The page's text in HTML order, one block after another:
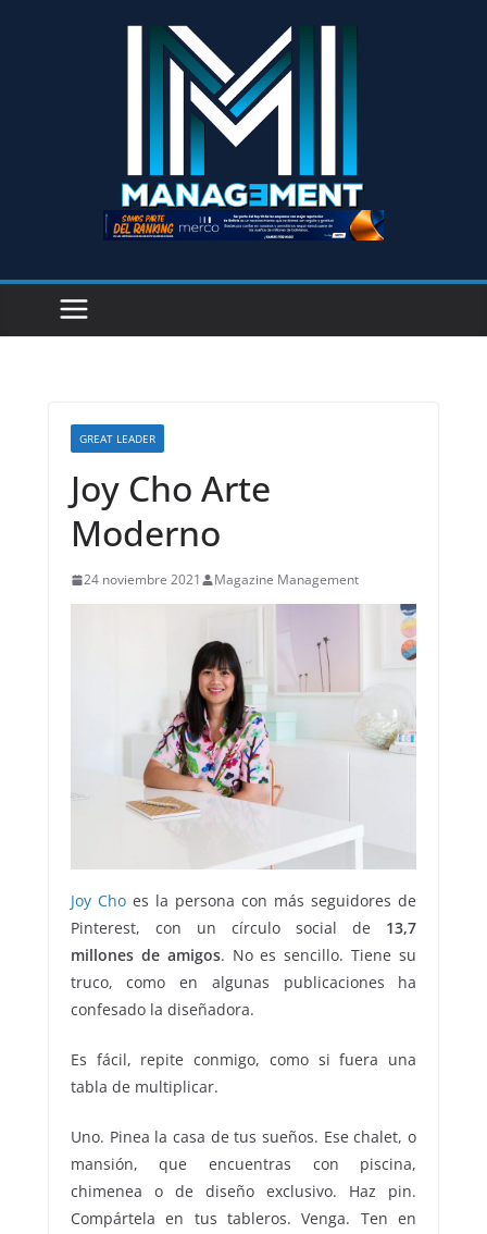
GREAT LEADER
Joy Cho Arte
Moderno
24 noviembre 2021 Magazine Management
Joy Choes la persona con más seguidores de
Pinterest, con un círculo social de 13,7
millones de amigos. No es sencillo. Tiene su
truco, como en algunas publicaciones ha
confesado la diseñadora.
Es fácil, repite conmigo, como si fuera una
tabla de multiplicar.
Uno. Pinea la casa de tus sueños. Ese chalet, o
mansión, que encuentras con piscina,
chimenea o de diseño exclusivo. Haz pin.
Compártela en tus tableros. Venga. Ten en